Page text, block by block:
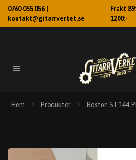
0760 055 056 |
kontakt@gitarrverket.se
Frakt
1200:-
Hem Produkter Boston ST-144